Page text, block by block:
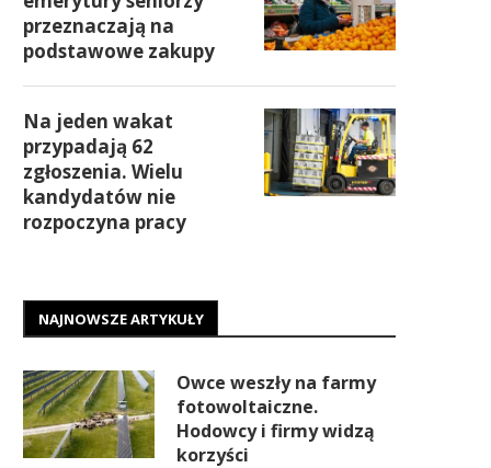
przeznaczają na
podstawowe zakupy
Na jeden wakat
przypadają 62
zgłoszenia. Wielu
kandydatów nie
rozpoczyna pracy
NAJNOWSZE ARTYKUŁY
Owce weszły na farmy
fotowoltaiczne.
Hodowcy i firmy widzą
korzyści